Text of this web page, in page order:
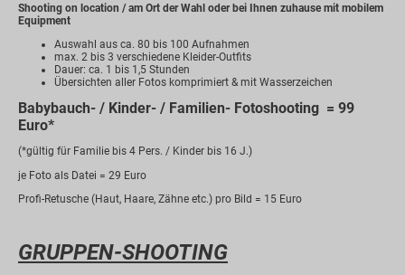
Shooting on location / am Ort der Wahl oder bei Ihnen zuhause mit mobilem
Equipment
Auswahl aus ca. 80 bis 100 Aufnahmen
max. 2 bis 3 verschiedene Kleider-Outfits
Dauer: ca. 1 bis 1,5 Stunden
Übersichten aller Fotos komprimiert & mit Wasserzeichen
Babybauch- / Kinder- / Familien- Fotoshooting = 99
Euro*
(*gültig für Familie bis 4 Pers. / Kinder bis 16 J.)
je Foto als Datei = 29 Euro
Profi-Retusche (Haut, Haare, Zähne etc.) pro Bild = 15 Euro
GRUPPEN-SHOOTING